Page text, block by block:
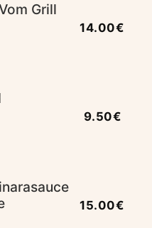
Grill
14.00€
9.50€
15.00€